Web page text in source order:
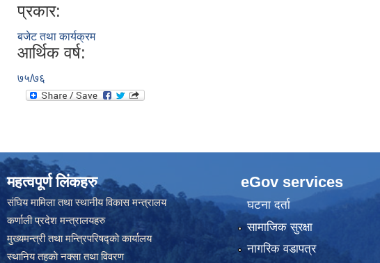
प्रकार:
बजेट तथा कार्यक्रम
आर्थिक वर्ष:
७५/७६
महत्वपूर्ण लिंकहरु
संघिय मामिला तथा स्थानीय विकास मन्त्रालय
कर्णाली प्रदेश मन्त्रालयहरु
मुख्यमन्त्री तथा मन्त्रिपरिषद्को कार्यालय
स्थानिय तहकाे नक्सा तथा विवरण
eGov services
घटना दर्ता
सामाजिक सुरक्षा
नागरिक वडापत्र